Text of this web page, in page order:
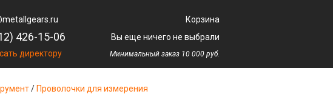
426-15-06
директору
Корзина
Вы еще ничего не выбрали
Минимальный заказ 10 000 руб.
/ Проволочки для измерения